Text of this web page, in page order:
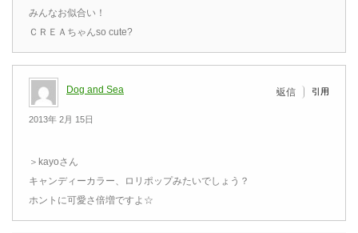
みんなお似合い！
ＣＲＥＡちゃんso cute?
Dog and Sea
2013年 2月 15日
返信 引用
＞kayoさん
キャンディーカラー、ロリポップみたいでしょう？
ホントに可愛さ倍増ですよ☆